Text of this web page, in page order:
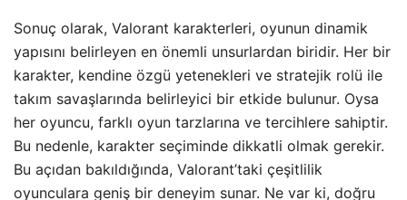
Sonuç olarak, Valorant karakterleri, oyunun dinamik
yapısını belirleyen en önemli unsurlardan biridir. Her bir
karakter, kendine özgü yetenekleri ve stratejik rolü ile
takım savaşlarında belirleyici bir etkide bulunur. Oysa
her oyuncu, farklı oyun tarzlarına ve tercihlere sahiptir.
Bu nedenle, karakter seçiminde dikkatli olmak gerekir.
Bu açıdan bakıldığında, Valorant’taki çeşitlilik
oyunculara geniş bir deneyim sunar. Ne var ki, doğru